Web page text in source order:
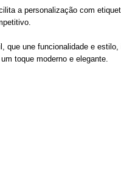
a personalização com
une funcionalidade e
toque moderno e elegante.